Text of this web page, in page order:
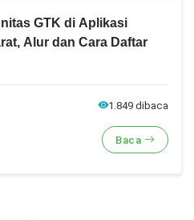
GTK di Aplikasi
Alur dan Cara Daftar
1.849 dibaca
Baca